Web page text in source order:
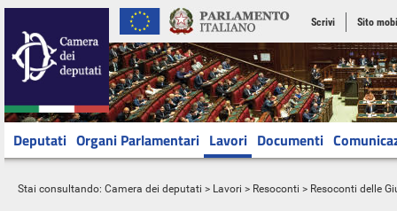
Scrivi Sito
Deputati Organi Parlamentari Lavori Documenti
Stai consultando: Camera dei deputati > Lavori > Resoconti > Resoconti delle